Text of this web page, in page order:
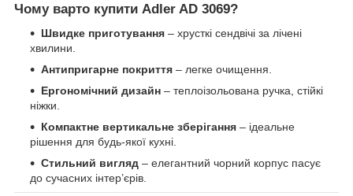
Чому варто купити Adler AD 3069?
Швидке приготування – хрусткі сендвічі за лічені
хвилини.
Антипригарне покриття – легке очищення.
Ергономічний дизайн – теплоізольована ручка, стійкі
ніжки.
Компактне вертикальне зберігання – ідеальне
рішення для будь-якої кухні.
Стильний вигляд – елегантний чорний корпус пасує
до сучасних інтер’єрів.